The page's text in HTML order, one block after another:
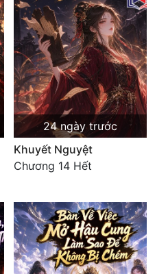
24 ngày trước
Khuyết Nguyệt
Chương 14 Hết